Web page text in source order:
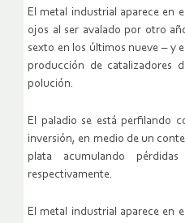
El metal industrial aparece en
ojos al ser avalado por otro
sexto en los últimos nueve – y
producción de catalizadores
polución.
El paladio se está perfilando
inversión, en medio de un
plata acumulando
respectivamente.
El metal industrial aparece en